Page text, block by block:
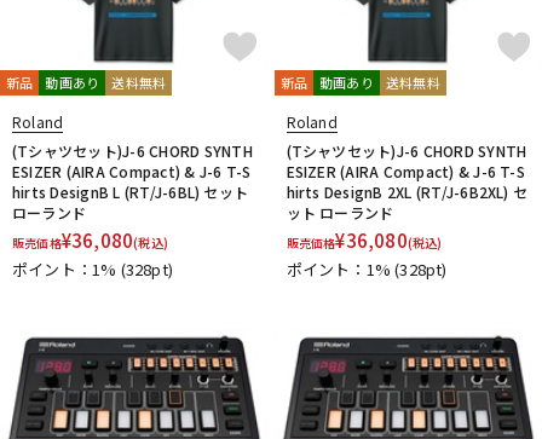
新品 動画あり 送料無料
Roland
(Tシャツセット)J-6 CHORD SYNTH
ESIZER (AIRA Compact) & J-6 T-S
hirts DesignB L (RT/J-6BL) セット
ローランド
販売価格¥36,080(税込)
ポイント：1% (328pt)
新品 動画あり 送料無料
Roland
(Tシャツセット)J-6 CHORD SYNTH
ESIZER (AIRA Compact) & J-6 T-S
hirts DesignB 2XL (RT/J-6B2XL) セ
ット ローランド
販売価格¥36,080(税込)
ポイント：1%(328pt)